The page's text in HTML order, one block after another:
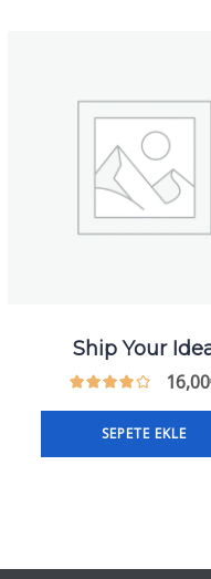
Ship Your
16,00
SEPETE EKLE